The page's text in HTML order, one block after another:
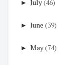
► July(46)
► June (39)
► May(74)